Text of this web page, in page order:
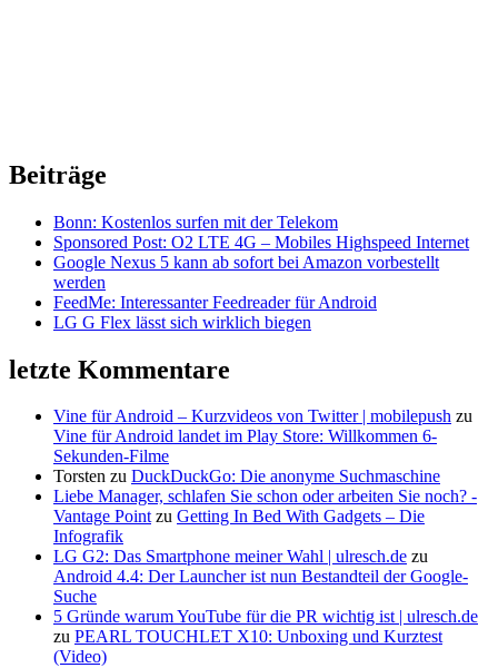
Beiträge
Bonn: Kostenlos surfen mit der Telekom
Sponsored Post: O2 LTE 4G – Mobiles Highspeed Internet
Google Nexus 5 kann ab sofort bei Amazon vorbestellt
werden
FeedMe: Interessanter Feedreader für Android
LG G Flex lässt sich wirklich biegen
letzte Kommentare
Vine für Android – Kurzvideos von Twitter | mobilepush zu
Vine für Android landet im Play Store: Willkommen 6-
Sekunden-Filme
Torsten zu DuckDuckGo: Die anonyme Suchmaschine
Liebe Manager, schlafen Sie schon oder arbeiten Sie noch? -
Vantage Pointzu Getting In Bed With Gadgets – Die
Infografik
LG G2: Das Smartphone meiner Wahl | ulresch.de zu
Android 4.4: Der Launcher ist nun Bestandteil der Google-
Suche
5 Gründe warum YouTube für die PR wichtig ist | ulresch.de
zu PEARL TOUCHLET X10: Unboxing und Kurztest
(Video)